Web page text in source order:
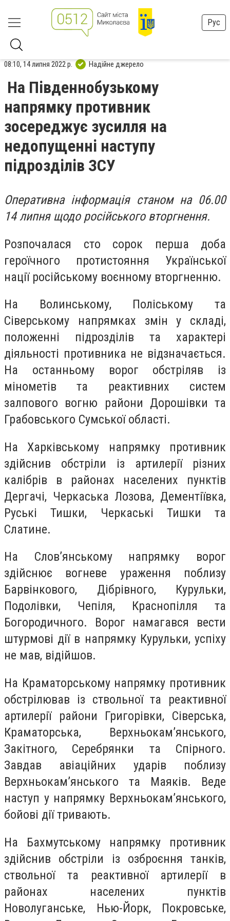
Рус
08:10, 14 липня 2022 р. Надійне джерело
На Південнобузькому
напрямку противник
зосереджує зусилля на
недопущенні наступу
підрозділів ЗСУ
Оперативна інформація станом на 06.00
14 липня щодо російського вторгнення.
Розпочалася сто сорок перша доба
героїчного протистояння Української
нації російському воєнному вторгненню.
На Волинському, Поліському та
Сіверському напрямках змін у складі,
положенні підрозділів та характері
діяльності противника не відзначається.
На останньому ворог обстріляв із
мінометів та реактивних систем
залпового вогню райони Дорошівки та
Грабовського Сумської області.
На Харківському напрямку противник
здійснив обстріли із артилерії різних
калібрів в районах населених пунктів
Дергачі, Черкаська Лозова, Дементіївка,
Руські Тишки, Черкаські Тишки та
Слатине.
На Слов’янському напрямку ворог
здійснює вогневе ураження поблизу
Барвінкового, Дібрівного, Курульки,
Подолівки, Чепіля, Краснопілля та
Богородичного. Ворог намагався вести
штурмові дії в напрямку Курульки, успіху
не мав, відійшов.
На Краматорському напрямку противник
обстрілював із ствольної та реактивної
артилерії райони Григорівки, Сіверська,
Краматорська, Верхньокам’янського,
Закітного, Серебрянки та Спірного.
Завдав авіаційних ударів поблизу
Верхньокам’янського та Маяків. Веде
наступ у напрямку Верхньокам’янського,
бойові дії тривають.
На Бахмутському напрямку противник
здійснив обстріли із озброєння танків,
ствольної та реактивної артилерії в
районах населених пунктів
Новолуганське, Нью-Йорк, Покровське,